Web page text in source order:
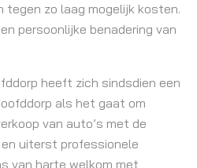
tegen zo laag mogelijk kosten.
persoonlijke benadering van
heeft zich sindsdien een
als het gaat om
van auto’s met de
uiterst professionele
van harte welkom met